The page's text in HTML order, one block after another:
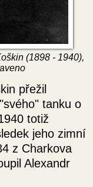
(1898 - 1940),
přežil
tanku o
totiž
jeho zimní
z Charkova
Alexandr